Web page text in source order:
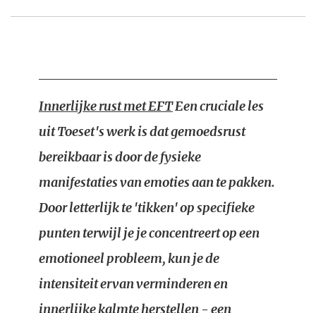
Innerlijke rust met EFTEen cruciale les
uit Toeset's werk is dat gemoedsrust
bereikbaar is door de fysieke
manifestaties van emoties aan te pakken.
Door letterlijk te 'tikken' op specifieke
punten terwijl je je concentreert op een
emotioneel probleem, kun je de
intensiteit ervan verminderen en
innerlijke kalmte herstellen - een